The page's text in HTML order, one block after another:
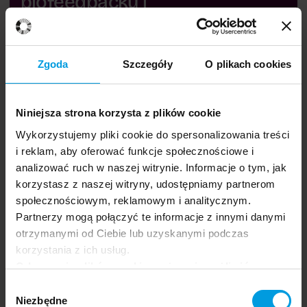
Zgoda Szczegóły O plikach cookies
Niniejsza strona korzysta z plików cookie
Wykorzystujemy pliki cookie do spersonalizowania treści
i reklam, aby oferować funkcje społecznościowe i
analizować ruch w naszej witrynie. Informacje o tym, jak
korzystasz z naszej witryny, udostępniamy partnerom
społecznościowym, reklamowym i analitycznym.
Partnerzy mogą połączyć te informacje z innymi danymi
otrzymanymi od Ciebie lub uzyskanymi podczas
korzystania z ich usług.
Odrzucenie plików cookie może uniemożliwić
oferowanych na naszej stronie, w tym m.in. z
zgody
Niezbędne
neuroarchitektury
Anna Miśniakiewicz
Magdalena Wąsowicz
Anna Berbesz-Wyrodek
Patryk Knapczyk
24.06.2026
Grupa docelowa:
Ogólna
Dowiedz się więcej
Miasto sprzyjające regeneracji: